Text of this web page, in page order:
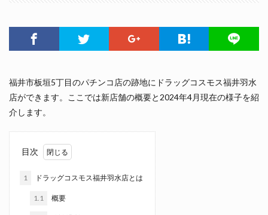
福井市板垣5丁目のパチンコ店の跡地にドラッグコスモス福井羽水
店ができます。ここでは新店舗の概要と2024年4月現在の様子を紹
介します。
目次
1 ドラッグコスモス福井羽水店とは
1.1 概要